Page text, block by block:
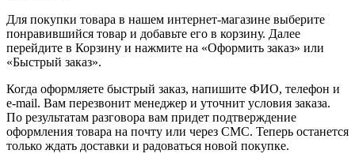
Для покупки товара в нашем интернет-магазине выберите
понравившийся товар и добавьте его в корзину. Далее
перейдите в Корзину и нажмите на «Оформить заказ» или
«Быстрый заказ».
Когда оформляете быстрый заказ, напишите ФИО, телефон и
e-mail. Вам перезвонит менеджер и уточнит условия заказа.
По результатам разговора вам придет подтверждение
оформления товара на почту или через СМС. Теперь останется
только ждать доставки и радоваться новой покупке.